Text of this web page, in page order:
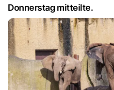
Donnerstag mitteilte.